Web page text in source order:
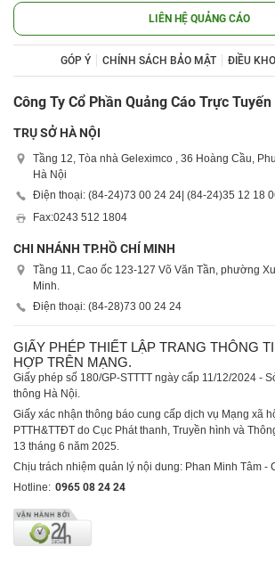
LIÊN HỆ QUẢNG CÁO
GÓP Ý CHÍNH SÁCH BẢO MẬT ĐIỀU
Công Ty Cổ Phần Quảng Cáo Trực
TRỤ SỞ HÀ NỘI
Tầng 12, Tòa nhà Geleximco , 36 Hoàng Cầu,
Hà Nội
Điện thoại: (84-24)73 00 24 24| (84-24)35 12 18
Fax:0243 512 1804
CHI NHÁNH TP.HỒ CHÍ MINH
Tầng 11, Cao ốc 123-127 Võ Văn Tần, phường
Minh.
Điện thoại: (84-28)73 00 24 24
GIẤY PHÉP THIẾT LẬP TRANG THÔNG
HỢP TRÊN MẠNG.
Giấy phép số 180/GP-STTTT ngày cấp 11/12/2024 -
thông Hà Nội.
Giấy xác nhận thông báo cung cấp dịch vụ Mạng xã
PTTH&TTĐT do Cục Phát thanh, Truyền hình và
13 tháng 6 năm 2025.
Chịu trách nhiệm quản lý nội dung: Phan Minh Tâm -
Hotline: 0965 08 24 24